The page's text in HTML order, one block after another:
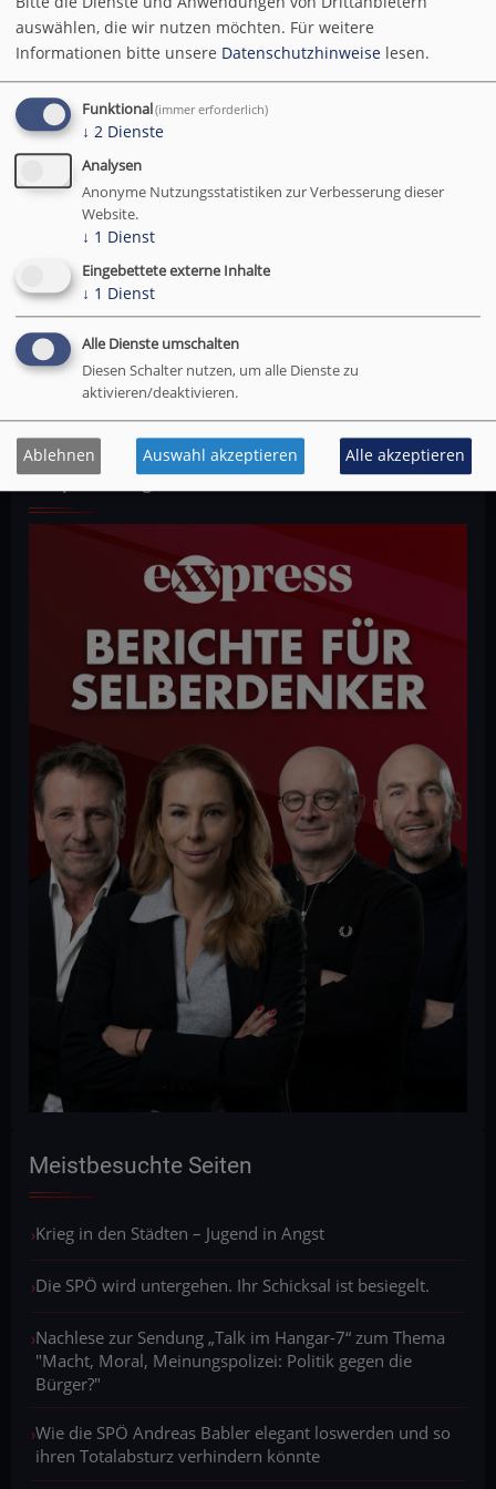
Kommentare sind nur für Benutzer mit
gültigem Abonnement sichtbar und
verfügbar.
Gedanke des Tages
E. M. Cioran (1911 - 1995), rumänisch-
französischer Philosoph
Abonnent werden
Empfehlung
Meistbesuchte Seiten
Krieg in den Städten – Jugend in Angst
Die SPÖ wird untergehen. Ihr Schicksal ist besiegelt.
Nachlese zur Sendung „Talk im Hangar-7“ zum Thema
"Macht, Moral, Meinungspolizei: Politik gegen die
Bürger?"
Wie die SPÖ Andreas Babler elegant loswerden und so
ihren Totalabsturz verhindern könnte
auswählen, die wir nutzen möchten. Für weitere
Informationen bitte unsere Datenschutzhinweise lesen.
Funktional(immer erforderlich)
↓ 2 Dienste
Analysen
Anonyme Nutzungsstatistiken zur Verbesserung dieser
Website.
↓ 1 Dienst
Eingebettete externe Inhalte
↓ 1 Dienst
Alle Dienste umschalten
Diesen Schalter nutzen, um alle Dienste zu
aktivieren/deaktivieren.
Ablehnen Auswahl akzeptieren Alle akzeptieren